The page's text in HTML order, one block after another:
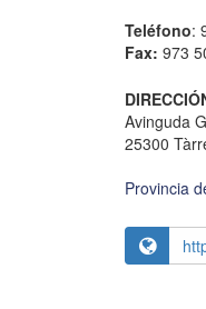
Teléfono:
Fax: 973
Avinguda
25300
Provincia